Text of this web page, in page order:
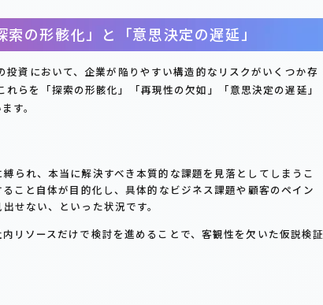
の形骸化」と「意思決定の遅延」
資において、企業が陥りやすい構造的なリスクがいくつか存
らを「探索の形骸化」「再現性の欠如」「意思決定の遅延」
す。
られ、本当に解決すべき本質的な課題を見落としてしまうこ
こと自体が目的化し、具体的なビジネス課題や顧客のペイン
せない、といった状況です。
リソースだけで検討を進めることで、客観性を欠いた仮説検証